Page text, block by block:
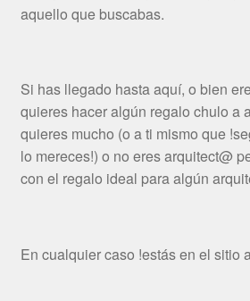
aquello que buscabas.
Si has llegado hasta aquí, o bien
quieres hacer algún regalo chulo a
quieres mucho (o a ti mismo que
lo mereces!) o no eres arquitect@
con el regalo ideal para algún
En cualquier caso !estás en el sitio